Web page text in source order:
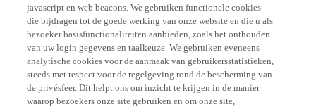
javascript en web beacons. We gebruiken functionele cookies
die bijdragen tot de goede werking van onze website en die u als
bezoeker basisfunctionaliteiten aanbieden, zoals het onthouden
van uw login gegevens en taalkeuze. We gebruiken eveneens
analytische cookies voor de aanmaak van gebruikersstatistieken,
steeds met respect voor de regelgeving rond de bescherming van
de privésfeer. Dit helpt ons om inzicht te krijgen in de manier
waarop bezoekers onze site gebruiken en om onze site,